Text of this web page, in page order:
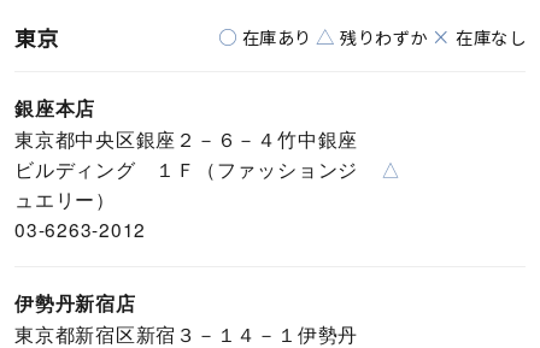
○ 在庫あり △ 残りわずか × 在庫なし
東京
銀座本店
東京都中央区銀座２－６－４竹中銀座
ビルディング １Ｆ（ファッションジ
ュエリー）
03-6263-2012
△
伊勢丹新宿店
東京都新宿区新宿３－１４－１伊勢丹